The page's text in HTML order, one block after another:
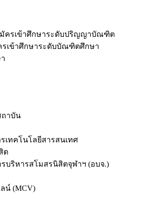
ครเข้าศึกษาระดับปริญญาบัณฑิต
รเข้าศึกษาระดับบัณฑิตศึกษา
ถาบัน
เทคโนโลยีสารสนเทศ
ต
รบริหารสโมสรนิสิตจุฬาฯ (อบจ.)
น์ (MCV)